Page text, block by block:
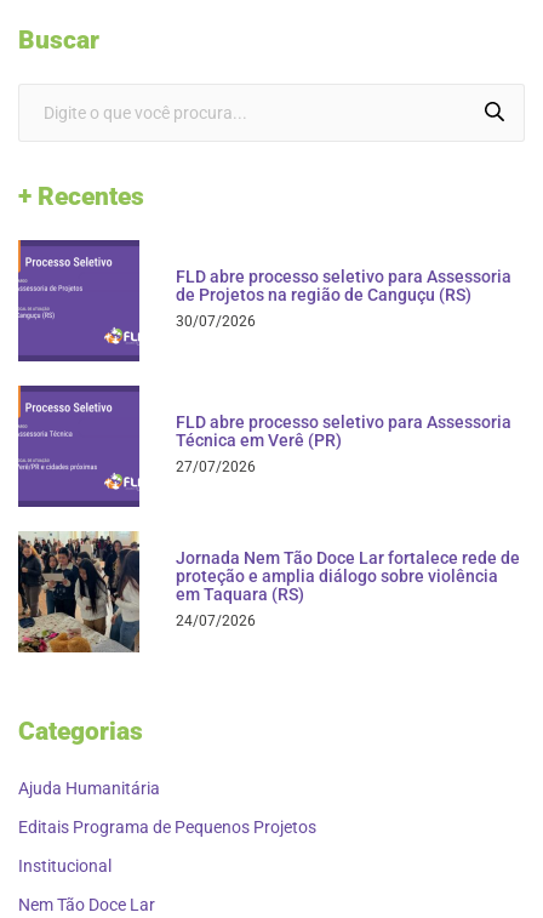
Buscar
+ Recentes
FLD abre processo seletivo para Assessoria
de Projetos na região de Canguçu (RS)
30/07/2026
FLD abre processo seletivo para Assessoria
Técnica em Verê (PR)
27/07/2026
Jornada Nem Tão Doce Lar fortalece rede de
proteção e amplia diálogo sobre violência
em Taquara (RS)
24/07/2026
Categorias
Ajuda Humanitária
Editais Programa de Pequenos Projetos
Institucional
Nem Tão Doce Lar